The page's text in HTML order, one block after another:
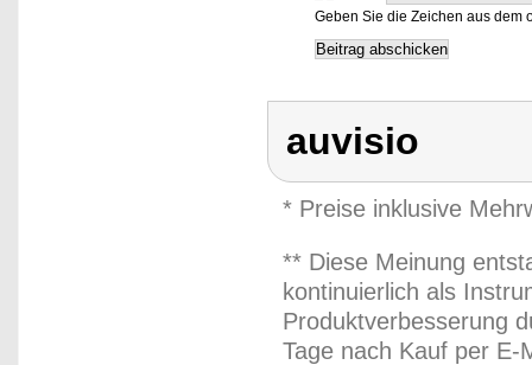
Geben Sie die Zeichen aus dem
auvisio
* Preise inklusive
** Diese Meinung
kontinuierlich als
Produktverbesserung
Tage nach Kauf per E-